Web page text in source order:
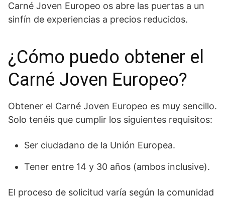
Carné Joven Europeo os abre las puertas a un
sinfín de experiencias a precios reducidos.
¿Cómo puedo obtener el
Carné Joven Europeo?
Obtener el Carné Joven Europeo es muy sencillo.
Solo tenéis que cumplir los siguientes requisitos:
Ser ciudadano de la Unión Europea.
Tener entre 14 y 30 años (ambos inclusive).
El proceso de solicitud varía según la comunidad